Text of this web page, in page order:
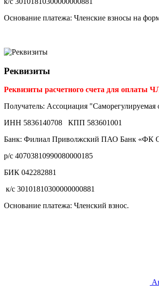
Основание платежа: Членские взносы на
Реквизиты
Реквизиты расчетного счета для
Получатель: Ассоциация
ИНН 5836140708 КПП 583601001
Банк: Филиал Приволжский ПАО Банк «ФК
р/с 40703810990080000185
БИК 042282881
к/с 30101810300000000881
Основание платежа: Членский взнос.